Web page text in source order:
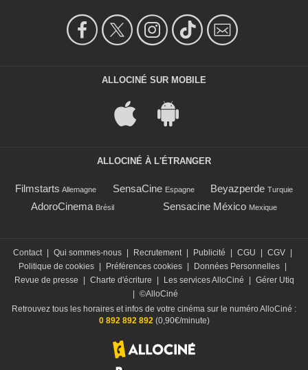
ALLOCINÉ SUR MOBILE
ALLOCINÉ À L'ÉTRANGER
Filmstarts Allemagne SensaCine Espagne Beyazperde Turquie
AdoroCinema Brésil Sensacine México Mexique
Contact Qui sommes-nous Recrutement Publicité CGU CGV
Politique de cookies
Préférences cookies Données Personnelles
Revue de presse
Charte d'écriture Les services AlloCiné
Gérer Utiq
©AlloCiné
Retrouvez tous les horaires et infos de votre cinéma sur le numéro AlloCiné :
0 892 892 892(0,90€/minute)